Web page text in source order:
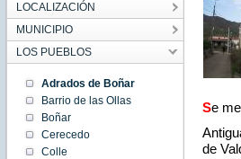
LOCALIZACIÓN
MUNICIPIO
LOS PUEBLOS
Adrados de Boñar
Barrio de las Ollas
Boñar
Cerecedo
Colle
Se
de